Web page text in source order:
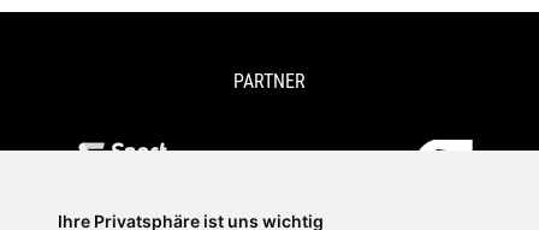
Ihre Privatsphäre ist uns wichtig
PARTNER